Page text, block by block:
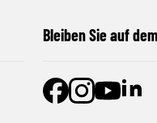
Bleiben Sie auf